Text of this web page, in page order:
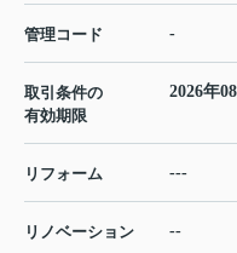
管理コード -
取引条件の
有効期限
2026年
リフォーム ---
リノベーション --